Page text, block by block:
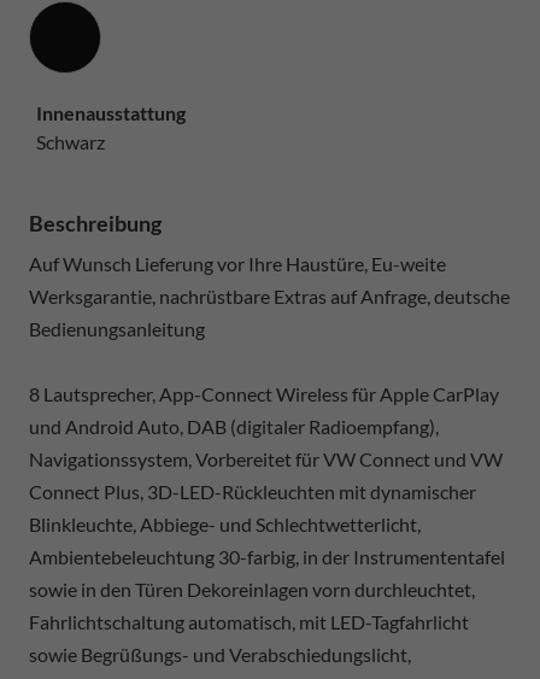
Innenausstattung
Innenausstattung
Schwarz
Beschreibung
Auf Wunsch Lieferung vor Ihre Haustüre, Eu-weite
Werksgarantie, nachrüstbare Extras auf Anfrage, deutsche
Bedienungsanleitung
8 Lautsprecher, App-Connect Wireless für Apple CarPlay
und Android Auto, DAB (digitaler Radioempfang),
Navigationssystem, Vorbereitet für VW Connect und VW
Connect Plus, 3D-LED-Rückleuchten mit dynamischer
Blinkleuchte, Abbiege- und Schlechtwetterlicht,
Ambientebeleuchtung 30-farbig, in der Instrumententafel
sowie in den Türen Dekoreinlagen vorn durchleuchtet,
Fahrlichtschaltung automatisch, mit LED-Tagfahrlicht
sowie Begrüßungs- und Verabschiedungslicht,